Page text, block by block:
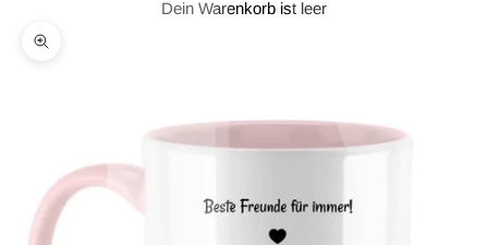
Dein Warenkorb ist leer
Bild vergrößern